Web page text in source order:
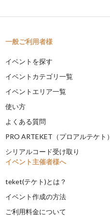
一般ご利用者様
イベントを探す
イベントカテゴリ一覧
イベントエリア一覧
使い方
よくある質問
PRO ARTEKET（プロアルテケト）
シリアルコード受け取り
イベント主催者様へ
teket(テケト)とは？
イベント作成の方法
ご利用料金について